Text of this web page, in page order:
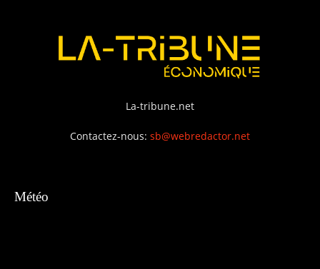
La-tribune.net
Contactez-nous: sb@webredactor.net
Météo